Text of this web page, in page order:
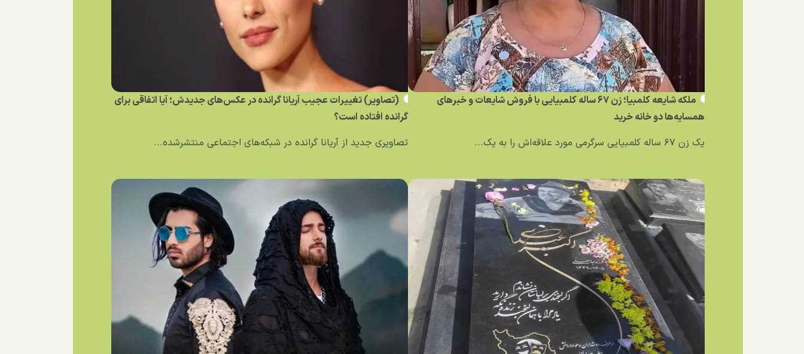
ملکه شایعه کلمبیا؛ زن ۶۷ ساله کلمبیایی با فروش شایعات و خبر‌های
همسایه‌ها دو خانه خرید
یک زن ۶۷ ساله کلمبیایی سرگرمی مورد علاقه‌اش را به یک...
(تصاویر) تغییرات عجیب آریانا گرانده در عکس‌های جدیدش؛ آیا اتفاقی برای
گرانده افتاده است؟
تصاویری جدید از آریانا گرانده در شبکه‌های اجتماعی منتشرشده...